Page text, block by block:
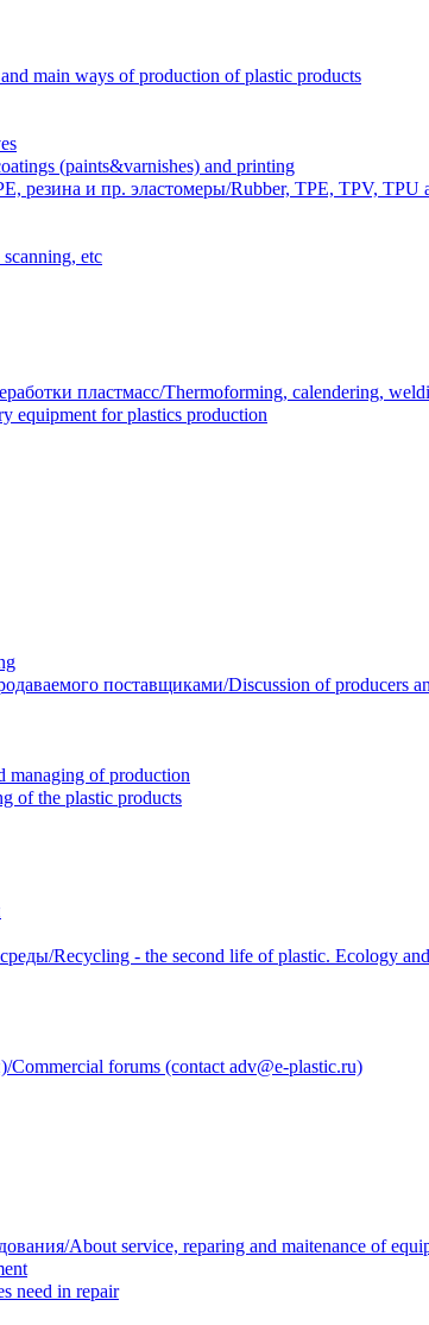
main ways of production of plastic products
(paints&varnishes) and printing
и пр. эластомеры/Rubber, TPE, TPV, TPU
etc
пластмасс/Thermoforming, calendering,
equipment for plastics production
поставщиками/Discussion of producers
of production
of the plastic products
Recycling - the second life of plastic. Ecology
forums (contact adv@e-plastic.ru)
About service, reparing and maitenance of
need in repair